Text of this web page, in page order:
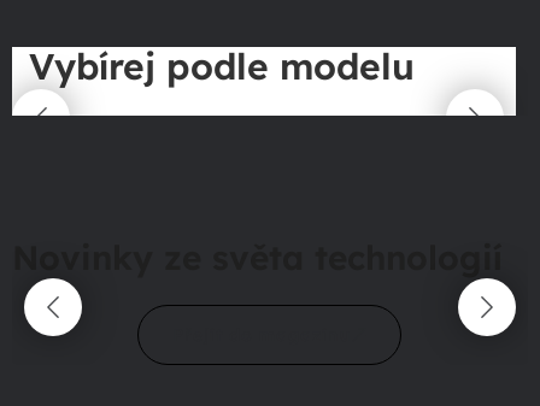
Vybírej podle modelu